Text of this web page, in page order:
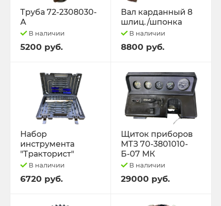
Труба 72-2308030-
А
В наличии
5200 руб.
Вал карданный 8
шлиц./шпонка
В наличии
8800 руб.
Набор
инструмента
"Тракторист"
В наличии
6720 руб.
Щиток приборов
МТЗ 70-3801010-
Б-07 МК
В наличии
29000 руб.